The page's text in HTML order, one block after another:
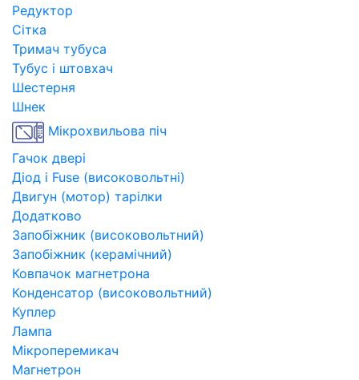
Редуктор
Сітка
Тримач тубуса
Тубус і штовхач
Шестерня
Шнек
Мікрохвильова піч
Гачок двері
Діод і Fuse (високовольтні)
Двигун (мотор) тарілки
Додатково
Запобіжник (високовольтний)
Запобіжник (керамічний)
Ковпачок магнетрона
Конденсатор (високовольтний)
Куплер
Лампа
Мікроперемикач
Магнетрон